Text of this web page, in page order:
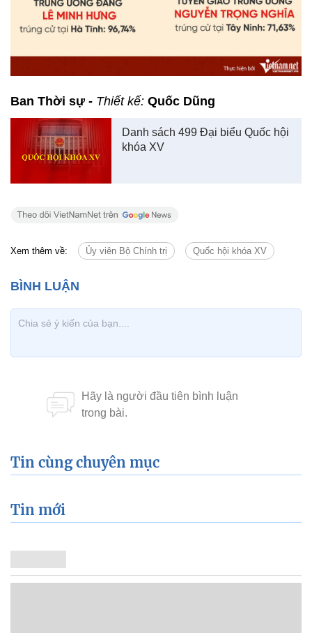
Ban Thời sự - Thiết kế: Quốc Dũng
Danh sách 499 Đại biểu Quốc hội
khóa XV
Xem thêm về: Ủy viên Bộ Chính trị Quốc hội khóa XV
Tin cùng chuyên mục
Tin mới